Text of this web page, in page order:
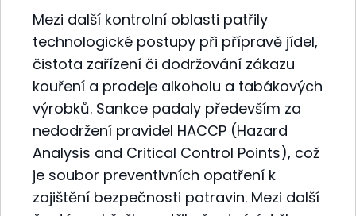
Mezi další kontrolní oblasti patřily
technologické postupy při přípravě jídel,
čistota zařízení či dodržování zákazu
kouření a prodeje alkoholu a tabákových
výrobků. Sankce padaly především za
nedodržení pravidel HACCP (Hazard
Analysis and Critical Control Points), což
je soubor preventivních opatření k
zajištění bezpečnosti potravin. Mezi další